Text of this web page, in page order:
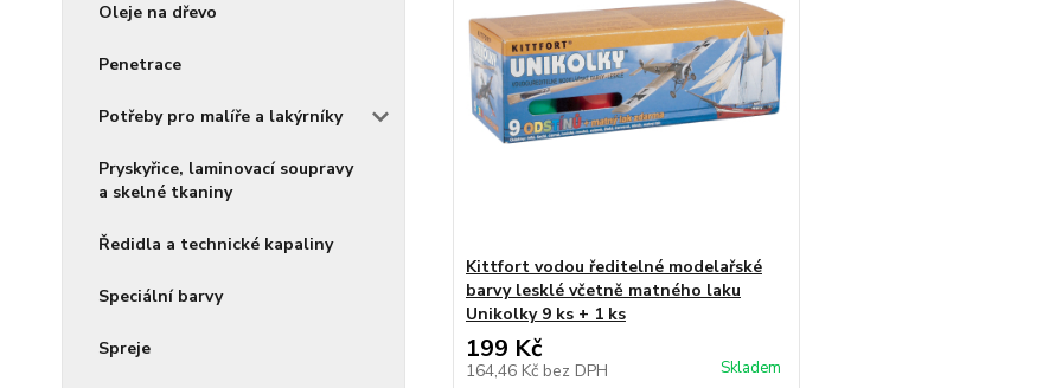
Oleje na dřevo
Penetrace
Potřeby pro malíře a lakýrníky
Pryskyřice, laminovací soupravy
a skelné tkaniny
Ředidla a technické kapaliny
Speciální barvy
Spreje
Kittfort vodou ředitelné modelařské
barvy lesklé včetně matného laku
Unikolky 9 ks + 1 ks
199 Kč
164,46 Kč bez DPH Skladem